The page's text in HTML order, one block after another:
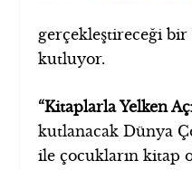
gerçekleştireceği
kutluyor.
“Kitaplarla Yelken
kutlanacak Dünya
ile çocukların kitap